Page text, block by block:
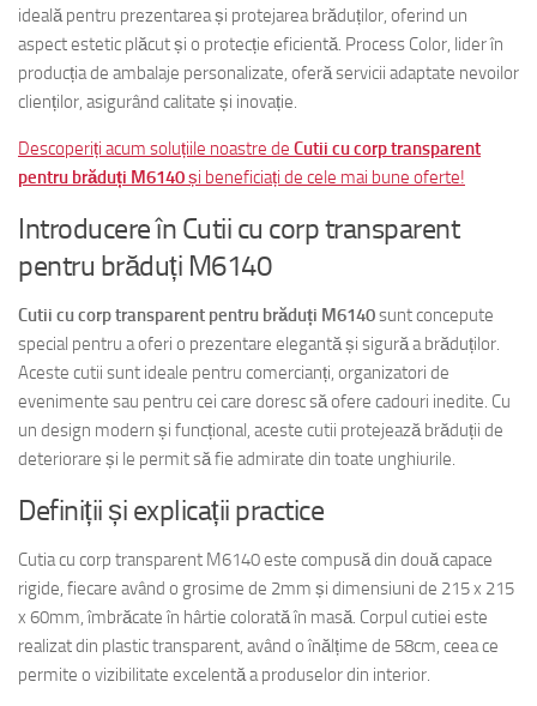
ideală pentru prezentarea și protejarea brăduților, oferind un
aspect estetic plăcut și o protecție eficientă. Process Color, lider în
producția de ambalaje personalizate, oferă servicii adaptate nevoilor
clienților, asigurând calitate și inovație.
Descoperiți acum soluțiile noastre de Cutii cu corp transparent
pentru brăduți M6140și beneficiați de cele mai bune oferte!
Introducere în Cutii cu corp transparent
pentru brăduți M6140
Cutii cu corp transparent pentru brăduți M6140sunt concepute
special pentru a oferi o prezentare elegantă și sigură a brăduților.
Aceste cutii sunt ideale pentru comercianți, organizatori de
evenimente sau pentru cei care doresc să ofere cadouri inedite. Cu
un design modern și funcțional, aceste cutii protejează brăduții de
deteriorare și le permit să fie admirate din toate unghiurile.
Definiții și explicații practice
Cutia cu corp transparent M6140 este compusă din două capace
rigide, fiecare având o grosime de 2mm și dimensiuni de 215 x 215
x 60mm, îmbrăcate în hârtie colorată în masă. Corpul cutiei este
realizat din plastic transparent, având o înălțime de 58cm, ceea ce
permite o vizibilitate excelentă a produselor din interior.